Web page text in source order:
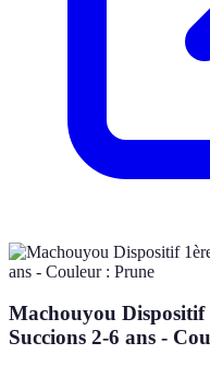
Machouyou Dispositif
Succions 2-6 ans -